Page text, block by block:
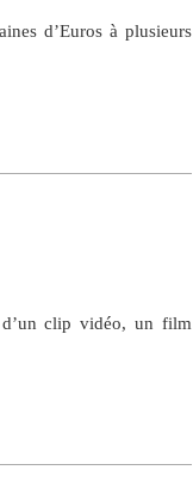
d’Euros à plusieurs
d’un clip vidéo, un film